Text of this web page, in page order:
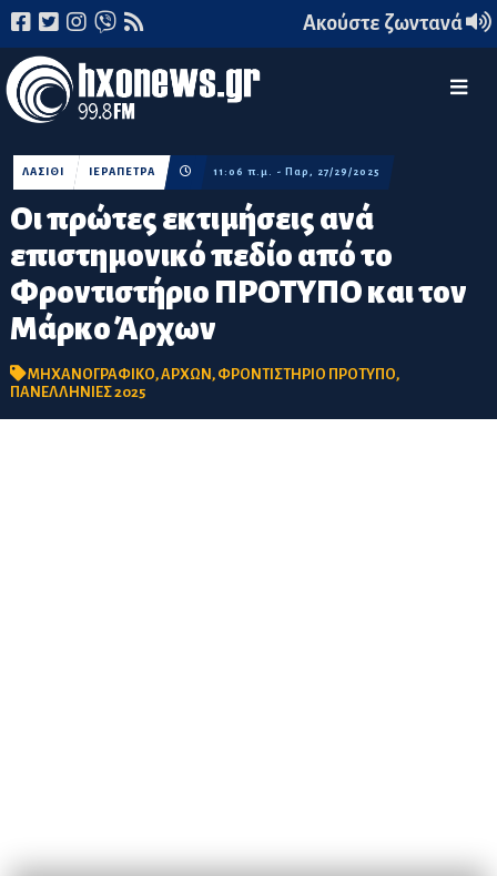
Ακούστε ζωντανά
Οι πρώτες εκτιμήσεις ανά
επιστημονικό πεδίο από το
Φροντιστήριο ΠΡΟΤΥΠΟ και τον
Μάρκο Άρχων
ΛΑΣΙΘΙ ΙΕΡΑΠΕΤΡΑ 11:06 π.μ. - Παρ, 27/29/2025
ΜΗΧΑΝΟΓΡΑΦΙΚΟ,ΑΡΧΩΝ, ΦΡΟΝΤΙΣΤΗΡΙΟ ΠΡΟΤΥΠΟ,
ΠΑΝΕΛΛΗΝΙΕΣ 2025